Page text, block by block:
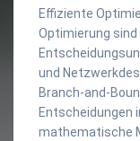
Effiziente
Optimierung
und
Branch-and-
Entscheidungen
mathematische